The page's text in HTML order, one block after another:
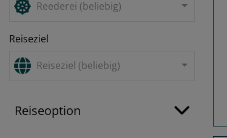
Reederei (beliebig)
Reiseziel
Reiseziel (beliebig)
Reiseoption